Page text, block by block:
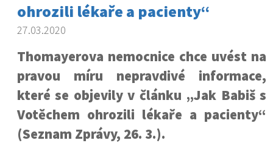
ohrozili lékaře a pacienty“
27.03.2020
Thomayerova nemocnice chce uvést na
pravou míru nepravdivé informace,
které se objevily v článku „Jak Babiš s
Votěchem ohrozili lékaře a pacienty“
(Seznam Zprávy, 26. 3.).